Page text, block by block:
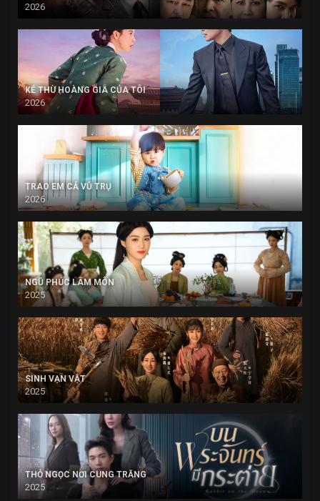
2026
KẺ THÙ HOÀNG GIA CỦA TÔI
2026
TRAO EM CẢ VŨ TRỤ
2026
NGŨ PHÚC LÂM MÔN
2025
SINH VẠN VẬT
2025
THỎ NGỌC NƠI CUNG TRĂNG
2025